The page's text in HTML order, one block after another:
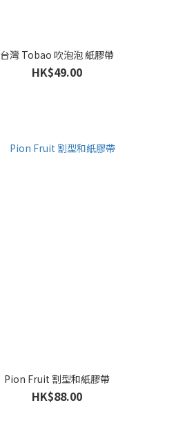
台灣 Tobao 吹泡泡 紙膠帶
HK$49.00
Pion Fruit 割型和紙膠帶
HK$88.00